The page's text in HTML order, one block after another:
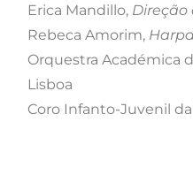
Erica Mandillo, Direção
Rebeca Amorim, Harpa
Orquestra Académica
Lisboa
Coro Infanto-Juvenil